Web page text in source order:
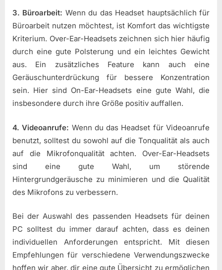
3. Büroarbeit: Wenn du das Headset hauptsächlich für
Büroarbeit nutzen möchtest, ist Komfort das wichtigste
Kriterium. Over-Ear-Headsets zeichnen sich hier häufig
durch eine gute Polsterung und ein leichtes Gewicht
aus. Ein zusätzliches Feature kann auch eine
Geräuschunterdrückung für bessere Konzentration
sein. Hier sind On-Ear-Headsets eine gute Wahl, die
insbesondere durch ihre Größe positiv auffallen.
4. Videoanrufe: Wenn du das Headset für Videoanrufe
benutzt, solltest du sowohl auf die Tonqualität als auch
auf die Mikrofonqualität achten. Over-Ear-Headsets
sind eine gute Wahl, um störende
Hintergrundgeräusche zu minimieren und die Qualität
des Mikrofons zu verbessern.
Bei der Auswahl des passenden Headsets für deinen
PC solltest du immer darauf achten, dass es deinen
individuellen Anforderungen entspricht. Mit diesen
Empfehlungen für verschiedene Verwendungszwecke
hoffen wir aber, dir eine gute Übersicht zu ermöglichen